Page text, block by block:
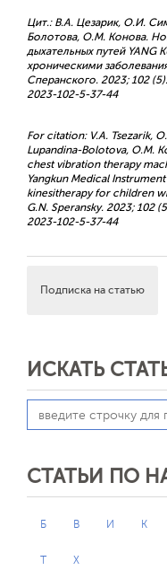
Цит.: В.А. Цезарик, О.И.
Болотова, О.М. Конова.
дыхательных путей YANG
хроническими
Сперанского. 2023; 102
2023-102-5-37-44
For citation: V.A. Tsezarik,
Lupandina-Bolotova, O.M.
chest vibration therapy
Yangkun Medical
kinesitherapy for children
G.N. Speransky. 2023; 102
2023-102-5-37-44
Подписка на статью
ИСКАТЬ
СТАТЬИ ПО
Б В И К
Т Х